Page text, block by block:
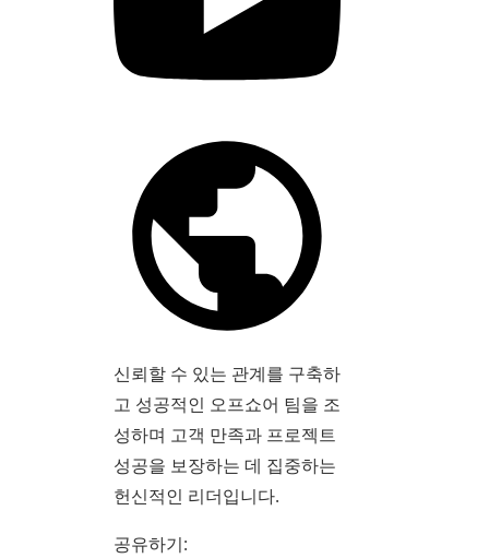
신뢰할 수 있는 관계를 구축하
고 성공적인 오프쇼어 팀을 조
성하며 고객 만족과 프로젝트
성공을 보장하는 데 집중하는
헌신적인 리더입니다.
공유하기: